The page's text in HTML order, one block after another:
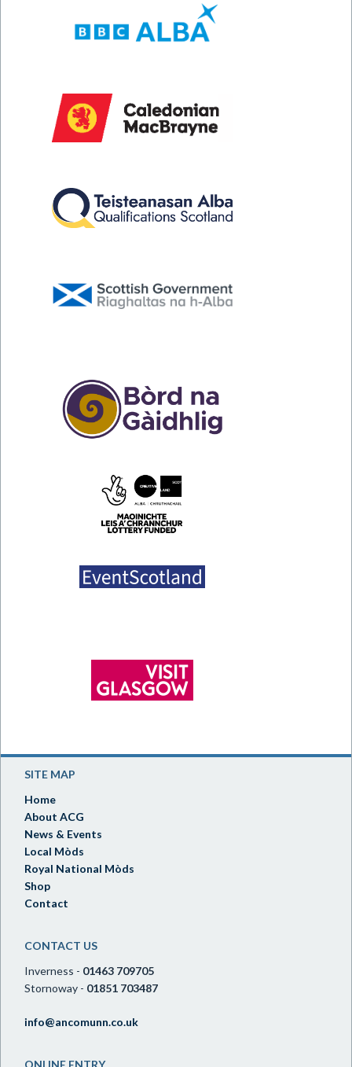
SITE MAP
Home
About ACG
News & Events
Local Mòds
Royal National Mòds
Shop
Contact
CONTACT US
Inverness - 01463 709705
Stornoway - 01851 703487
info@ancomunn.co.uk
ONLINE ENTRY